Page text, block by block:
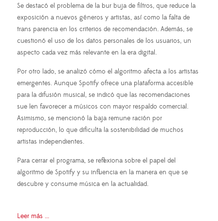
Se destacó el problema de la bur buja de filtros, que reduce la
exposición a nuevos géneros y artistas, así como la falta de
trans parencia en los criterios de recomendación. Además, se
cuestionó el uso de los datos personales de los usuarios, un
aspecto cada vez más relevante en la era digital.
Por otro lado, se analizó cómo el algoritmo afecta a los artistas
emergentes. Aunque Spotify ofrece una plataforma accesible
para la difusión musical, se indicó que las recomendaciones
sue len favorecer a músicos con mayor respaldo comercial.
Asimismo, se mencionó la baja remune ración por
reproducción, lo que dificulta la sostenibilidad de muchos
artistas independientes.
Para cerrar el programa, se reflexiona sobre el papel del
algoritmo de Spotify y su influencia en la manera en que se
descubre y consume música en la actualidad.
Leer más ...